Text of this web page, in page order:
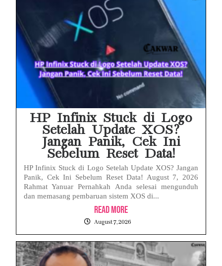
HP Infinix Stuck di Logo
Setelah Update XOS?
Jangan Panik, Cek Ini
Sebelum Reset Data!
HP Infinix Stuck di Logo Setelah Update XOS? Jangan
Panik, Cek Ini Sebelum Reset Data! August 7, 2026
Rahmat Yanuar Pernahkah Anda selesai mengunduh
dan memasang pembaruan sistem XOS di...
Read More
August 7, 2026